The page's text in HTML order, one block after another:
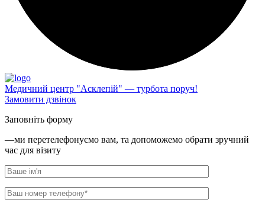
Медичний центр "Асклепій" — турбота поруч!
Замовити дзвінок
Заповніть форму
—ми перетелефонуємо вам, та допоможемо обрати зручний
час для візиту